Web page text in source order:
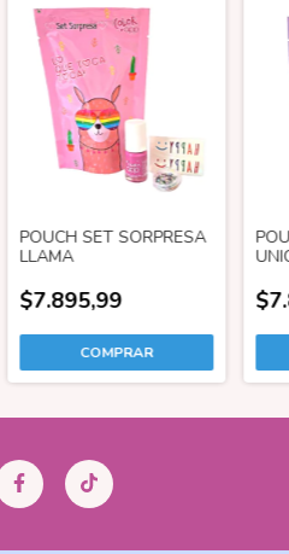
POUCH SET SORPRESA
LLAMA
$7.895,99